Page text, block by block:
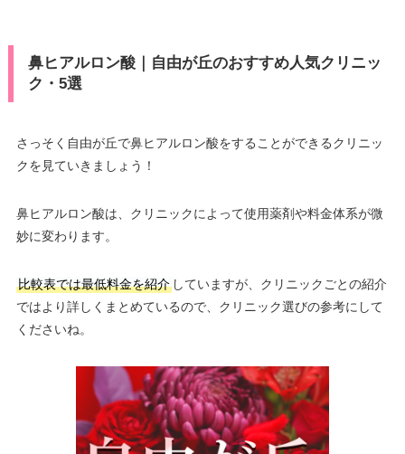
鼻ヒアルロン酸｜自由が丘のおすすめ人気クリニッ
ク・5選
さっそく自由が丘で鼻ヒアルロン酸をすることができるクリニッ
クを見ていきましょう！
鼻ヒアルロン酸は、クリニックによって使用薬剤や料金体系が微
妙に変わります。
比較表では最低料金を紹介していますが、クリニックごとの紹介
ではより詳しくまとめているので、クリニック選びの参考にして
くださいね。